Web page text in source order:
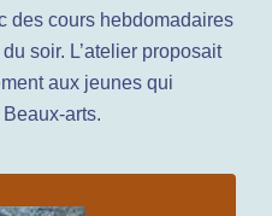
des cours hebdomadaires
soir. L’atelier proposait
aux jeunes qui
arts.